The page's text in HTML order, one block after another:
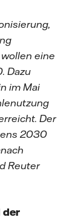
eine
Dazu
im Mai
Der
2030
Reuter
der